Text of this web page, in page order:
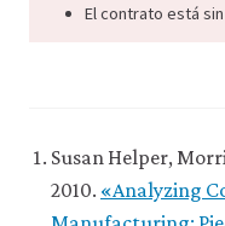
El contrato está
Susan Helper,
2010. «Analyzing